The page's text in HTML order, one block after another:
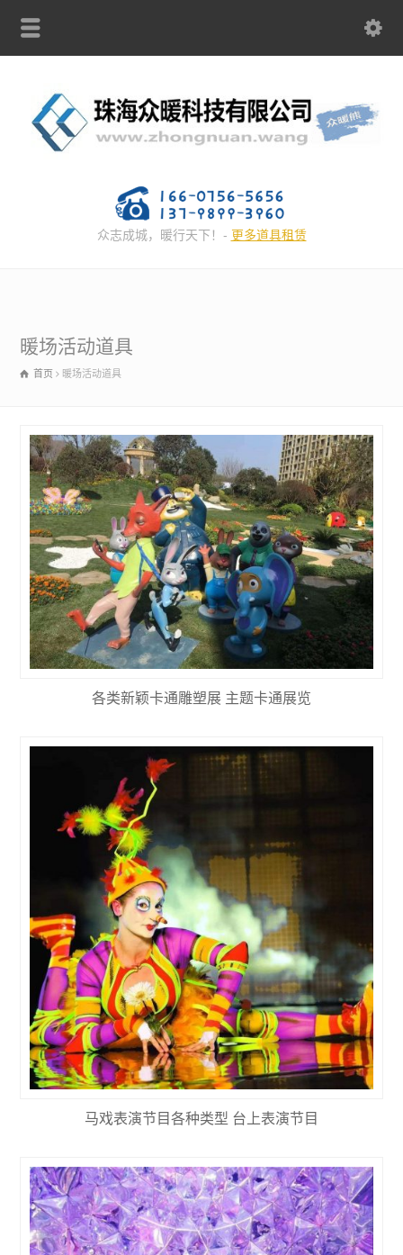
众志成城，暖行天下！- 更多道具租赁
暖场活动道具
首页 暖场活动道具
各类新颖卡通雕塑展 主题卡通展览
马戏表演节目各种类型 台上表演节目